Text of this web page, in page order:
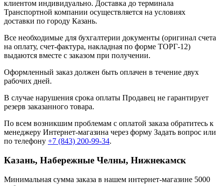
клиентом индивидуально. Доставка до терминала
Транспортной компании осуществляется на условиях
доставки по городу Казань.
Все необходимые для бухгалтерии документы (оригинал счета
на оплату, счет-фактура, накладная по форме ТОРГ-12)
выдаются вместе с заказом при получении.
Оформленный заказ должен быть оплачен в течение двух
рабочих дней.
В случае нарушения срока оплаты Продавец не гарантирует
резерв заказанного товара.
По всем возникшим проблемам с оплатой заказа обратитесь к
менеджеру Интернет-магазина через форму Задать вопрос или
по телефону +7 (843) 200-99-34.
Казань, Набережные Челны, Нижнекамск
Минимальная сумма заказа в нашем интернет-магазине 5000